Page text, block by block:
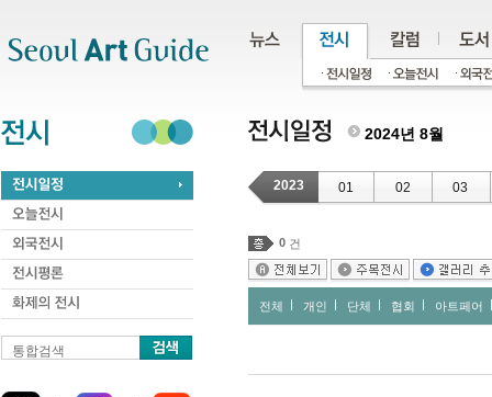
통합검색
2024년 8월
2023 01 02 03
0 건
전체 개인 단체 협회 아트페어